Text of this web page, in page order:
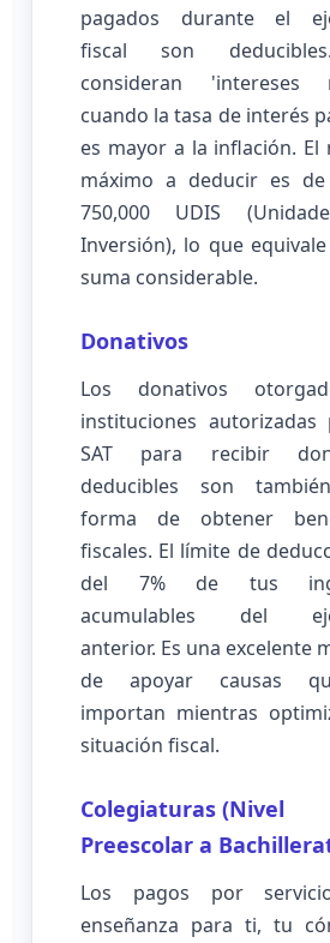
pagados durante el
fiscal son
consideran 'intereses
cuando la tasa de interés
es mayor a la inflación. El
máximo a deducir es de
750,000 UDIS
Inversión), lo que
suma considerable.
Donativos
Los donativos
instituciones
SAT para recibir
deducibles son
forma de obtener
fiscales. El límite de
del 7% de tus
acumulables del
anterior. Es una excelente
de apoyar causas
importan mientras
situación fiscal.
Colegiaturas (Nivel
Preescolar a
Los pagos por
enseñanza para ti, tu